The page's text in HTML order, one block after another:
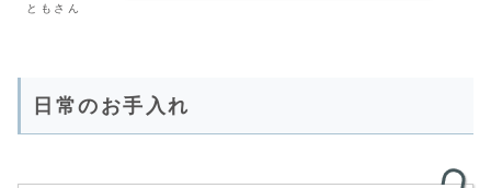
ともさん
日常のお手入れ